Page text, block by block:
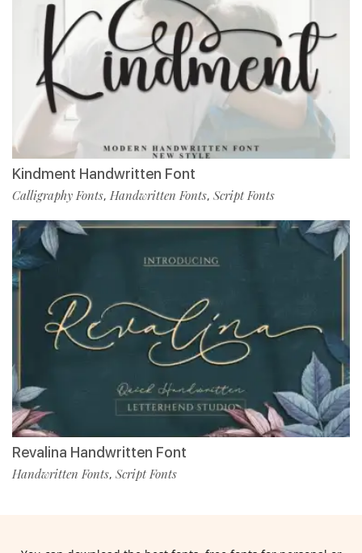
Kindment Handwritten Font
Calligraphy Fonts, Handwritten Fonts, Script Fonts
Revalina Handwritten Font
Handwritten Fonts, Script Fonts